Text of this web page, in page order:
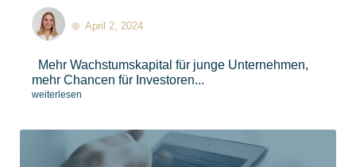
April 2, 2024
Mehr Wachstumskapital für junge Unternehmen,
mehr Chancen für Investoren...
weiterlesen